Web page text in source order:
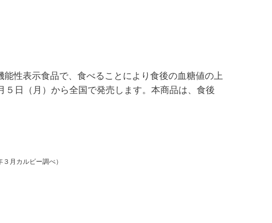
性表示食品で、食べることにより食後の血糖値の上
日（月）から全国で発売します。本商品は、食後
月カルビー調べ）